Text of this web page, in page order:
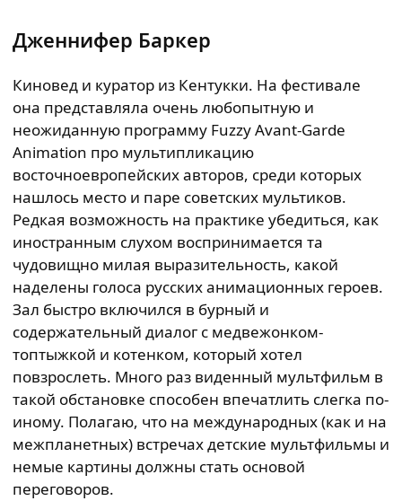
Дженнифер Баркер
Киновед и куратор из Кентукки. На фестивале
она представляла очень любопытную и
неожиданную программу Fuzzy Avant-Garde
Animation про мультипликацию
восточноевропейских авторов, среди которых
нашлось место и паре советских мультиков.
Редкая возможность на практике убедиться, как
иностранным слухом воспринимается та
чудовищно милая выразительность, какой
наделены голоса русских анимационных героев.
Зал быстро включился в бурный и
содержательный диалог с медвежонком-
топтыжкой и котенком, который хотел
повзрослеть. Много раз виденный мультфильм в
такой обстановке способен впечатлить слегка по-
иному. Полагаю, что на международных (как и на
межпланетных) встречах детские мультфильмы и
немые картины должны стать основой
переговоров.